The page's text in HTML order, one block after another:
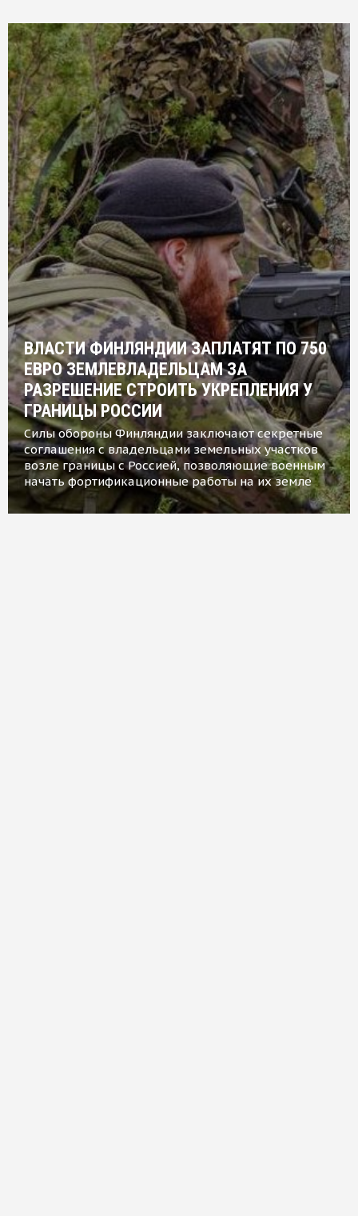
ВЛАСТИ ФИНЛЯНДИИ ЗАПЛАТЯТ ПО 750
ЕВРО ЗЕМЛЕВЛАДЕЛЬЦАМ ЗА
РАЗРЕШЕНИЕ СТРОИТЬ УКРЕПЛЕНИЯ У
ГРАНИЦЫ РОССИИ
Силы обороны Финляндии заключают секретные
соглашения с владельцами земельных участков
возле границы с Россией, позволяющие военным
начать фортификационные работы на их земле